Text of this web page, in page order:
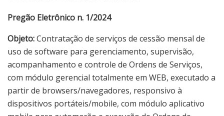
Pregão Eletrônico n. 1/2024
Objeto:Contratação de serviços de cessão mensal de
uso de software para gerenciamento, supervisão,
acompanhamento e controle de Ordens de Serviços,
com módulo gerencial totalmente em WEB, executado a
partir de browsers/navegadores, responsivo à
dispositivos portáteis/mobile, com módulo aplicativo